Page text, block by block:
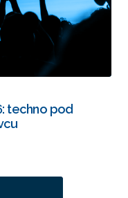
techno pod